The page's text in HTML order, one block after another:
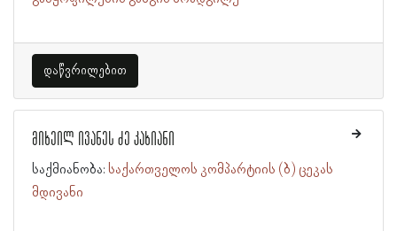
დაწვრილებით
მიხეილ ივანეს ძე კახიანი
საქმიანობა: საქართველოს კომპარტიის (ბ) ცეკას
მდივანი